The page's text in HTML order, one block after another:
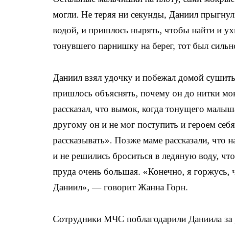
могли. Не теряя ни секунды, Даниил
водой, и пришлось нырять, чтобы найти и
тонувшего парнишку на берег, тот был
Даниил взял удочку и побежал домой
пришлось объяснять, почему он до нитки
рассказал, что вымок, когда тонущего
другому он и не мог поступить и героем
рассказывать». Позже маме рассказали, что
и не решились броситься в ледяную воду,
пруда очень большая. «Конечно, я
Даниил», — говорит Жанна Горн.
Сотрудники МЧС поблагодарили Даниила за